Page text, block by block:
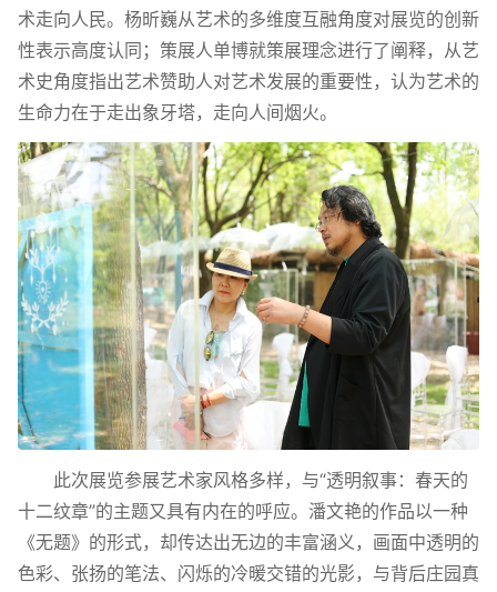
术走向人民。杨昕巍从艺术的多维度互融角度对展览的创新
性表示高度认同；策展人单博就策展理念进行了阐释，从艺
术史角度指出艺术赞助人对艺术发展的重要性，认为艺术的
生命力在于走出象牙塔，走向人间烟火。
此次展览参展艺术家风格多样，与“透明叙事：春天的
十二纹章”的主题又具有内在的呼应。潘文艳的作品以一种
《无题》的形式，却传达出无边的丰富涵义，画面中透明的
色彩、张扬的笔法、闪烁的冷暖交错的光影，与背后庄园真